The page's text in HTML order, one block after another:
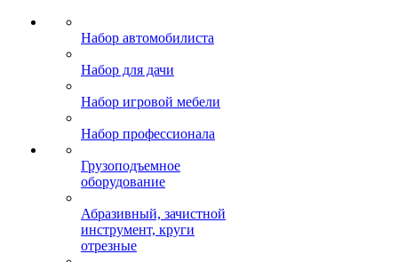
Набор автомобилиста
Набор для дачи
Набор игровой мебели
Набор профессионала
Грузоподъемное
оборудование
Абразивный, зачистной
инструмент, круги
отрезные